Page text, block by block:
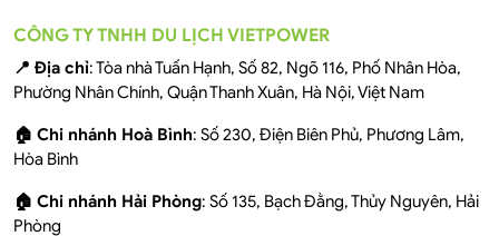
CÔNG TY TNHH DU LỊCH VIETPOWER
📍 Địa chỉ: Tòa nhà Tuấn Hạnh, Số 82, Ngõ 116, Phố Nhân Hòa,
Phường Nhân Chính, Quận Thanh Xuân, Hà Nội, Việt Nam
🏠 Chi nhánh Hoà Bình: Số 230, Điện Biên Phủ, Phương Lâm,
Hòa Bình
🏠 Chi nhánh Hải Phòng: Số 135, Bạch Đằng, Thủy Nguyên, Hải
Phòng